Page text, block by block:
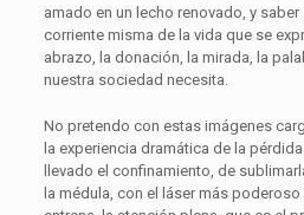
amado en un lecho renovado, y
corriente misma de la vida que se
abrazo, la donación, la mirada, la
nuestra sociedad necesita.
No pretendo con estas imágenes
la experiencia dramática de la
llevado el confinamiento, de
la médula, con el láser más poderoso